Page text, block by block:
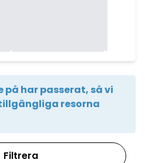
på har passerat, så vi
resorna
Filtrera